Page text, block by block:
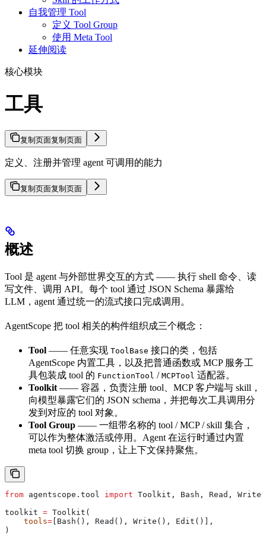
自我管理 Tool
定义 Tool Group
使用 Meta Tool
延伸阅读
核心模块
工具
复制页面复制页面
定义、注册并管理 agent 可调用的能力
复制页面复制页面
概述
Tool 是 agent 与外部世界交互的方式 —— 执行 shell 命令、读
写文件、调用 API。每个 tool 通过 JSON Schema 暴露给
LLM，agent 通过统一的流式接口完成调用。
AgentScope 把 tool 相关的构件组织成三个概念：
Tool —— 任意实现 ToolBase 接口的类，包括
AgentScope 内置工具，以及把普通函数或 MCP 服务工
具包装成 tool 的 FunctionTool / MCPTool 适配器。
Toolkit —— 容器，负责注册 tool、MCP 客户端与 skill，
向模型暴露它们的 JSON schema，并把每次工具调用分
发到对应的 tool 对象。
Tool Group —— 一组带名称的 tool / MCP / skill 集合，
可以作为整体激活或停用。Agent 在运行时通过内置
meta tool 切换 group，让上下文保持聚焦。
from agentscope.tool import Toolkit, Bash, Read,
toolkit = Toolkit(
    tools
= [Bash(), Read(), Write(), Edit()],
)